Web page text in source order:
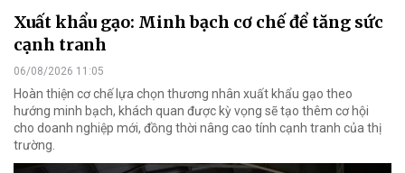
Xuất khẩu gạo: Minh bạch cơ chế để tăng sức
cạnh tranh
06/08/2026 11:05
Hoàn thiện cơ chế lựa chọn thương nhân xuất khẩu gạo theo
hướng minh bạch, khách quan được kỳ vọng sẽ tạo thêm cơ hội
cho doanh nghiệp mới, đồng thời nâng cao tính cạnh tranh của thị
trường.